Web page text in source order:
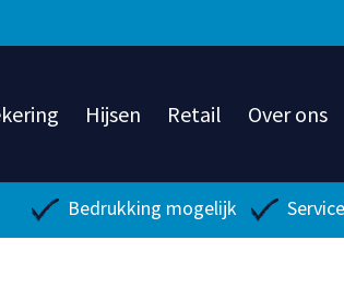
Hijsen Retail Over ons
Bedrukking mogelijk